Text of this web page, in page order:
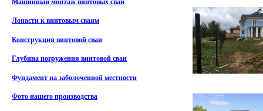
Машинный монтаж винтовых свай
Лопасти к винтовым сваям
Конструкция винтовой сваи
Глубина погружения винтовой сваи
Фундамент на заболоченной местности
Фото нашего производства